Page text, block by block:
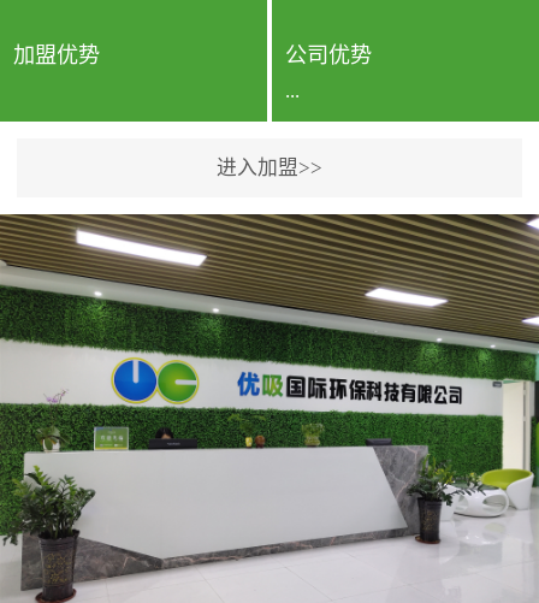
加盟优势 公司优势
...
专利保护优势、双甲资质
企业（“室内环境净化治理
甲级施工资质”“室内环境
污染治理资质等级证
书”）、拥有多名高级《环
境工程高级工程师》室内
空气治理资格认证的治理
人员、掌握室内空气净化
治理实用技术和五项专利
技术、八项计算机软件著
作权登记证书等。研发实
进入加盟>>